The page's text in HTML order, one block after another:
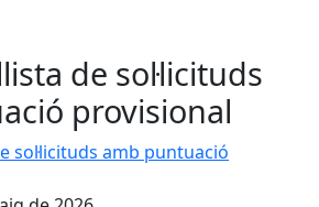
de sol·licituds
provisional
amb puntuació provisional